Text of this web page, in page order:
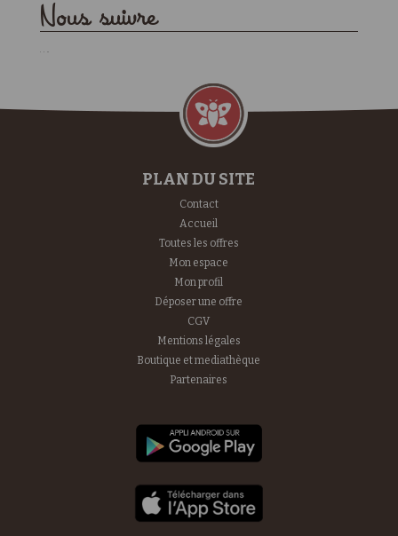
Nous suivre
PLAN DU SITE
Contact
Accueil
Toutes les offres
Mon espace
Mon profil
Déposer une offre
CGV
Mentions légales
Boutique et mediathèque
Partenaires